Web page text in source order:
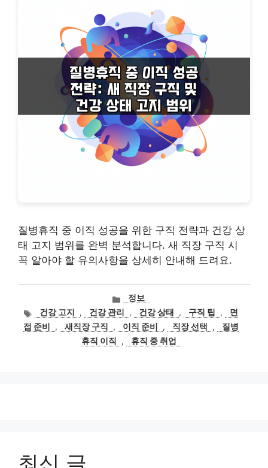
질병휴직 중 이직 성공을 위한 구직 전략과 건강 상
태 고지 범위를 완벽 분석합니다. 새 직장 구직 시
꼭 알아야 할 유의사항을 상세히 안내해 드려요.
카
테
고
리
정보
태
그
건강 고지 , 건강 관리 , 건강 상태 , 구직 팁 ,
면
접 준비
, 새직장 구직 , 이직 준비 , 직장 선택 ,
질병
휴직 이직
, 휴직 중 취업
최신 글